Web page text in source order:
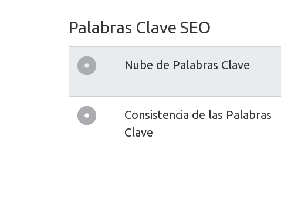
Palabras Clave SEO
Nube de Palabras Clave
Consistencia de las Palabras
Clave